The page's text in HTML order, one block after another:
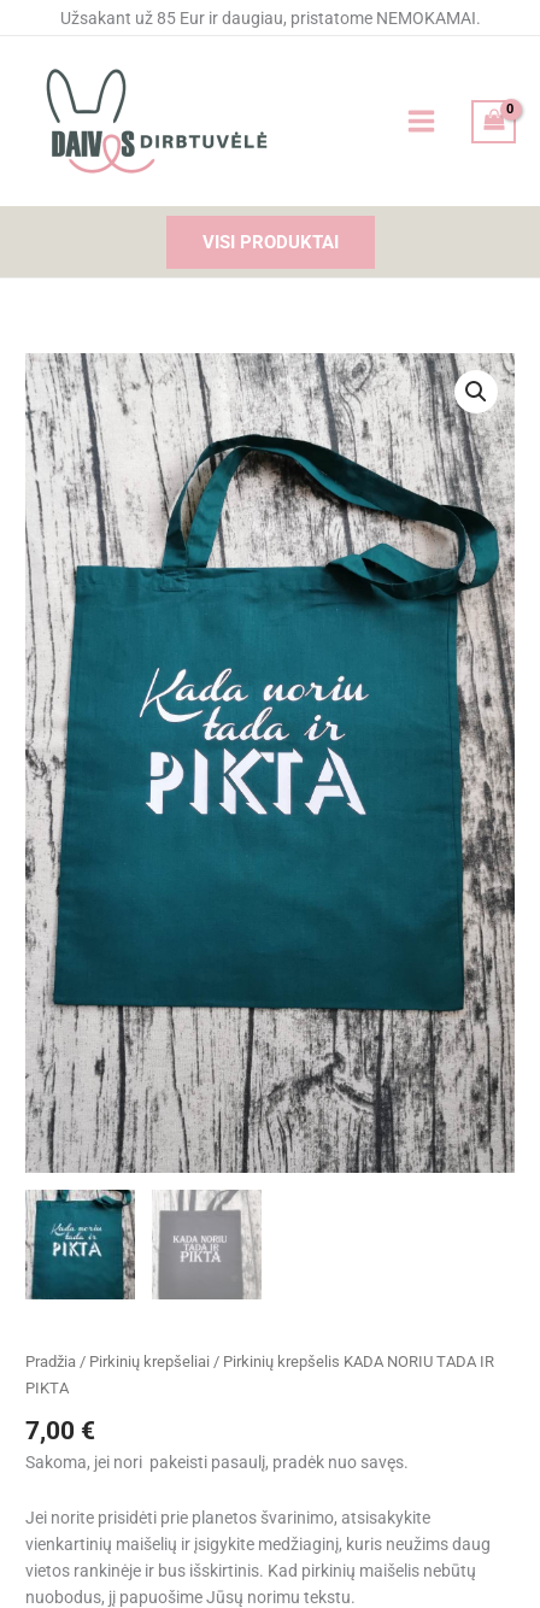
Užsakant už 85 Eur ir daugiau, pristatome NEMOKAMAI.
VISI PRODUKTAI
Pradžia / Pirkinių krepšeliai / Pirkinių krepšelis KADA NORIU TADA IR
PIKTA
7,00 €
Sakoma, jei nori pakeisti pasaulį, pradėk nuo savęs.
Jei norite prisidėti prie planetos švarinimo, atsisakykite
vienkartinių maišelių ir įsigykite medžiaginį, kuris neužims daug
vietos rankinėje ir bus išskirtinis. Kad pirkinių maišelis nebūtų
nuobodus, jį papuošime Jūsų norimu tekstu.
produkto
kiekis:
Pirkinių
krepšelis
KADA
NORIU
TADA
IR
PIKTA